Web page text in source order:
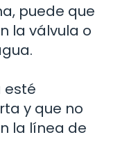
puede que
la válvula o
esté
y que no
la línea de